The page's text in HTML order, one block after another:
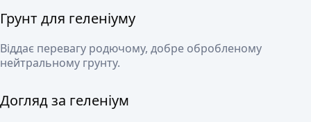
Грунт для геленіуму
Віддає перевагу родючому, добре обробленому
нейтральному грунту.
Догляд за геленіум